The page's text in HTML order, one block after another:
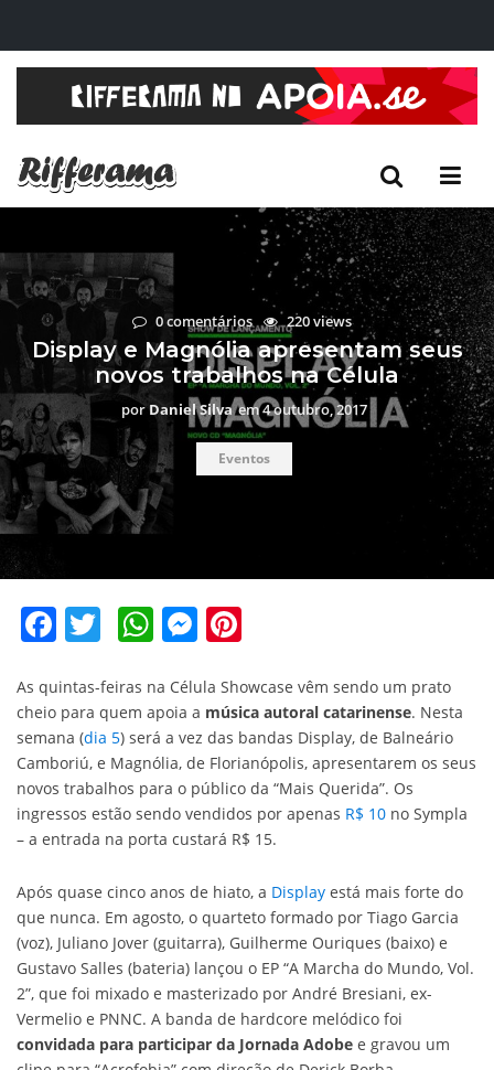
0 comentários 220 views
Display e Magnólia apresentam seus
novos trabalhos na Célula
porDaniel Silva em4 outubro, 2017
Eventos
Facebook
Twitter
WhatsApp
Messenger
As quintas-feiras na Célula Showcase vêm sendo um prato
cheio para quem apoia a música autoral catarinense. Nesta
semana (dia 5) será a vez das bandas Display, de Balneário
Camboriú, e Magnólia, de Florianópolis, apresentarem os seus
novos trabalhos para o público da “Mais Querida”. Os
ingressos estão sendo vendidos por apenas R$ 10 no Sympla
– a entrada na porta custará R$ 15.
Após quase cinco anos de hiato, a Display está mais forte do
que nunca. Em agosto, o quarteto formado por Tiago Garcia
(voz), Juliano Jover (guitarra), Guilherme Ouriques (baixo) e
Gustavo Salles (bateria) lançou o EP “A Marcha do Mundo, Vol.
2”, que foi mixado e masterizado por André Bresiani, ex-
Vermelio e PNNC. A banda de hardcore melódico foi
convidada para participar da Jornada Adobe e gravou um